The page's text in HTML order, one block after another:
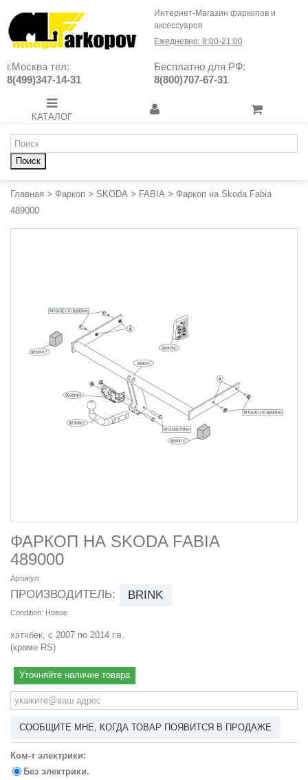
Интернет-Магазин фаркопов и
аксессуаров
Ежедневно: 8:00-21:00
г.Москва тел:
8(499)347-14-31
Бесплатно для РФ:
8(800)707-67-31
КАТАЛОГ
Поиск
Главная > Фаркоп > SKODA > FABIA > Фаркоп на Skoda Fabia
489000
ФАРКОП НА SKODA FABIA
489000
Артикул:
ПРОИЗВОДИТЕЛЬ: BRINK
Condition: Новое
хэтчбек, с 2007 по 2014 г.в.
(кроме RS)
Уточняйте наличие товара
СООБЩИТЕ МНЕ, КОГДА ТОВАР ПОЯВИТСЯ В ПРОДАЖЕ
Ком-т электрики:
Без электрики.